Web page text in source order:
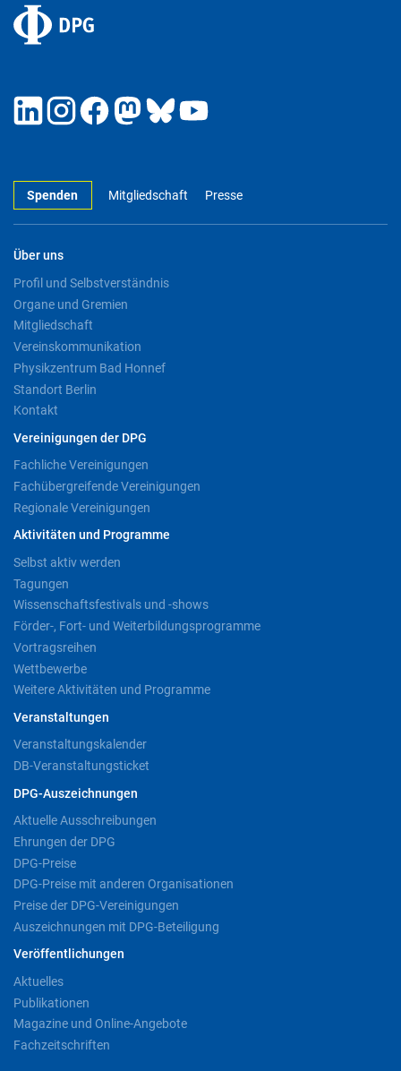
Spenden Mitgliedschaft Presse
Über uns
Profil und Selbstverständnis
Organe und Gremien
Mitgliedschaft
Vereinskommunikation
Physikzentrum Bad Honnef
Standort Berlin
Kontakt
Vereinigungen der DPG
Fachliche Vereinigungen
Fachübergreifende Vereinigungen
Regionale Vereinigungen
Aktivitäten und Programme
Selbst aktiv werden
Tagungen
Wissenschaftsfestivals und -shows
Förder-, Fort- und Weiterbildungsprogramme
Vortragsreihen
Wettbewerbe
Weitere Aktivitäten und Programme
Veranstaltungen
Veranstaltungskalender
DB-Veranstaltungsticket
DPG-Auszeichnungen
Aktuelle Ausschreibungen
Ehrungen der DPG
DPG-Preise
DPG-Preise mit anderen Organisationen
Preise der DPG-Vereinigungen
Auszeichnungen mit DPG-Beteiligung
Veröffentlichungen
Aktuelles
Publikationen
Magazine und Online-Angebote
Fachzeitschriften